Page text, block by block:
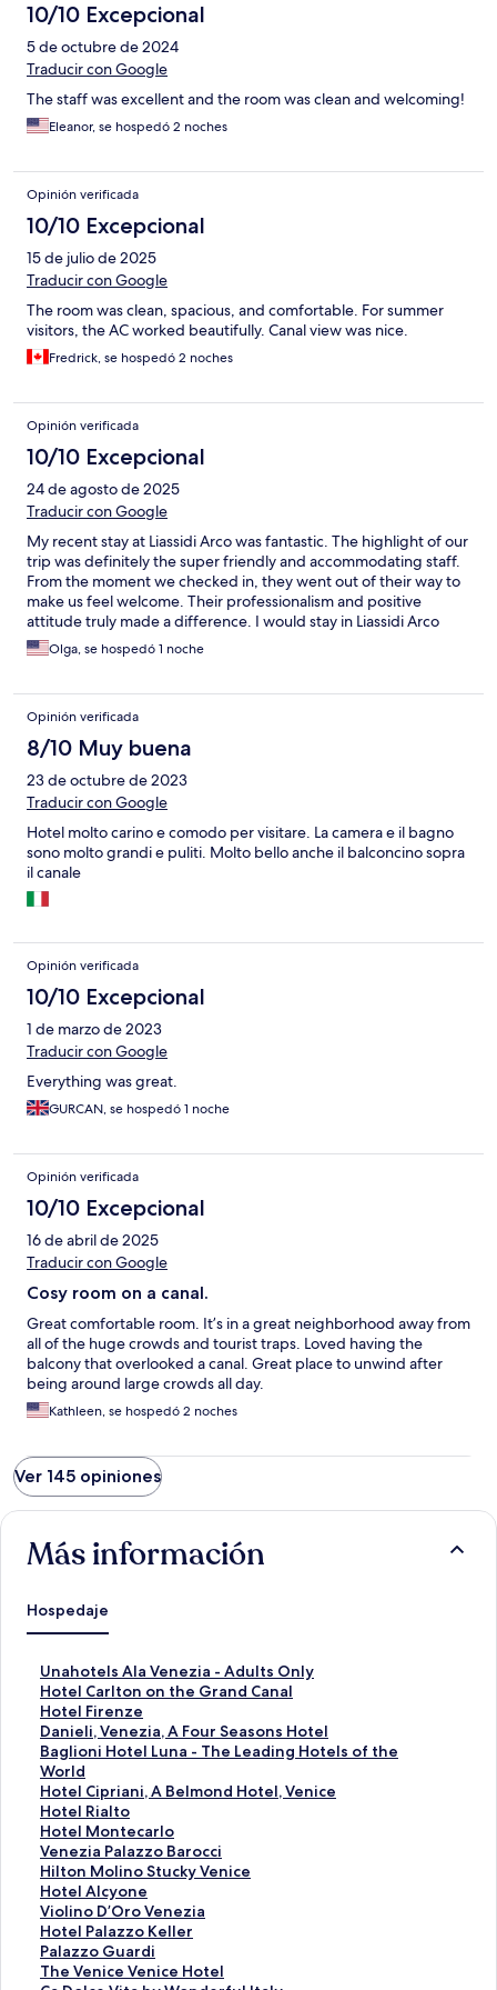
10/10 Excepcional
5 de octubre de 2024
Traducir con Google
The staff was excellent and the room was clean and welcoming!
Eleanor, se hospedó 2 noches
Opinión verificada
10/10 Excepcional
15 de julio de 2025
Traducir con Google
The room was clean, spacious, and comfortable. For summer
visitors, the AC worked beautifully. Canal view was nice.
Fredrick, se hospedó 2 noches
Opinión verificada
10/10 Excepcional
24 de agosto de 2025
Traducir con Google
My recent stay at Liassidi Arco was fantastic. The highlight of our
trip was definitely the super friendly and accommodating staff.
From the moment we checked in, they went out of their way to
make us feel welcome. Their professionalism and positive
attitude truly made a difference. I would stay in Liassidi Arco
hotel again.
Olga, se hospedó 1 noche
Opinión verificada
8/10 Muy buena
23 de octubre de 2023
Traducir con Google
Hotel molto carino e comodo per visitare. La camera e il bagno
sono molto grandi e puliti. Molto bello anche il balconcino sopra
il canale
Opinión verificada
10/10 Excepcional
1 de marzo de 2023
Traducir con Google
Everything was great.
GURCAN, se hospedó 1 noche
Opinión verificada
10/10 Excepcional
16 de abril de 2025
Traducir con Google
Cosy room on a canal.
Great comfortable room. It’s in a great neighborhood away from
all of the huge crowds and tourist traps. Loved having the
balcony that overlooked a canal. Great place to unwind after
being around large crowds all day.
Kathleen, se hospedó 2 noches
Ver 145 opiniones
Más información
Hospedaje
Unahotels Ala Venezia - Adults Only
E
n
l
a
c
e
p
a
r
a
a
b
r
i
r
l
Hotel Carlton on the Grand Canal
E
n
l
a
c
e
p
a
r
a
a
b
r
i
r
Hotel Firenze
E
n
l
a
c
e
p
a
r
a
a
b
r
i
Danieli, Venezia, A Four Seasons Hotel
E
n
l
a
c
e
p
a
r
a
a
b
r
Baglioni Hotel Luna - The Leading Hotels of the
World
E
n
l
a
c
e
p
a
r
a
a
b
Hotel Cipriani, A Belmond Hotel, Venice
E
n
l
a
c
e
p
a
r
a
Hotel Rialto
E
n
l
a
c
e
p
a
r
Hotel Montecarlo
E
n
l
a
c
e
p
a
Venezia Palazzo Barocci
E
n
l
a
c
e
p
Hilton Molino Stucky Venice
E
n
l
a
c
e
Hotel Alcyone
E
n
l
a
c
Violino D’Oro Venezia
E
n
l
a
Hotel Palazzo Keller
E
n
l
Palazzo Guardi
E
n
The Venice Venice Hotel
E